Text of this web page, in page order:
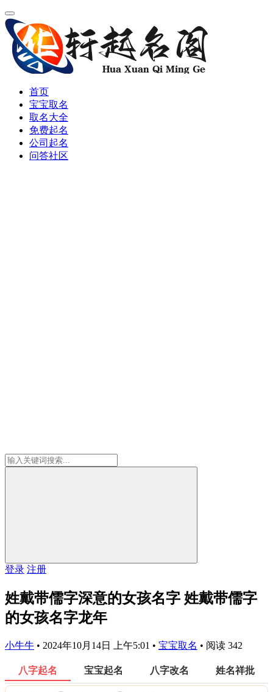
首页
宝宝取名
取名大全
免费起名
公司起名
问答社区
登录 注册
姓戴带儒字深意的女孩名字 姓戴带儒字
的女孩名字龙年
小牛牛 • 2024年10月14日 上午5:01 • 宝宝取名 • 阅读 342
八字起名 宝宝起名 八字改名 姓名祥批